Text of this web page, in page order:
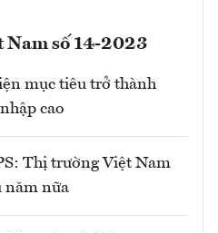
Nam số 14-2023
mục tiêu trở thành
cao
Thị trường Việt Nam
năm nữa